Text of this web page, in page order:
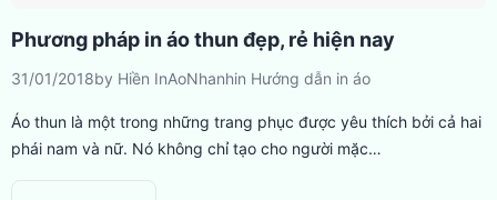
Phương pháp in áo thun đẹp, rẻ hiện nay
31/01/2018by Hiền InAoNhanhin Hướng dẫn in áo
Áo thun là một trong những trang phục được yêu thích bởi cả hai
phái nam và nữ. Nó không chỉ tạo cho người mặc…